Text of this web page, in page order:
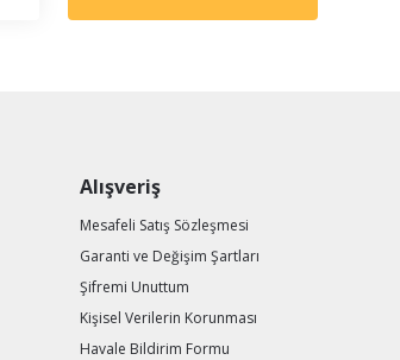
Alışveriş
Mesafeli Satış Sözleşmesi
Garanti ve Değişim Şartları
Şifremi Unuttum
Kişisel Verilerin Korunması
Havale Bildirim Formu